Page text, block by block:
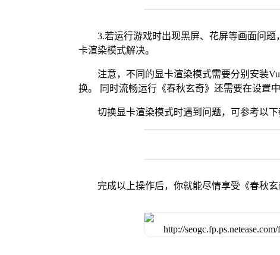
3.若运行游戏时出现黑屏、花屏等画面问
卡渲染模式解决。
注意，不同的显卡渲染模式需要分别安装
换。 同时流畅运行《春秋玄奇》还需要在设置
切换显卡渲染模式时遇到问题，可参考以下
完成以上操作后，你就能尽情享受《春秋玄